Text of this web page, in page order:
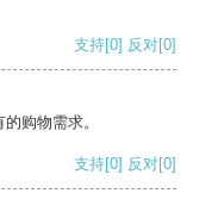
支持[0] 反对[0]
购物需求。
支持[0] 反对[0]